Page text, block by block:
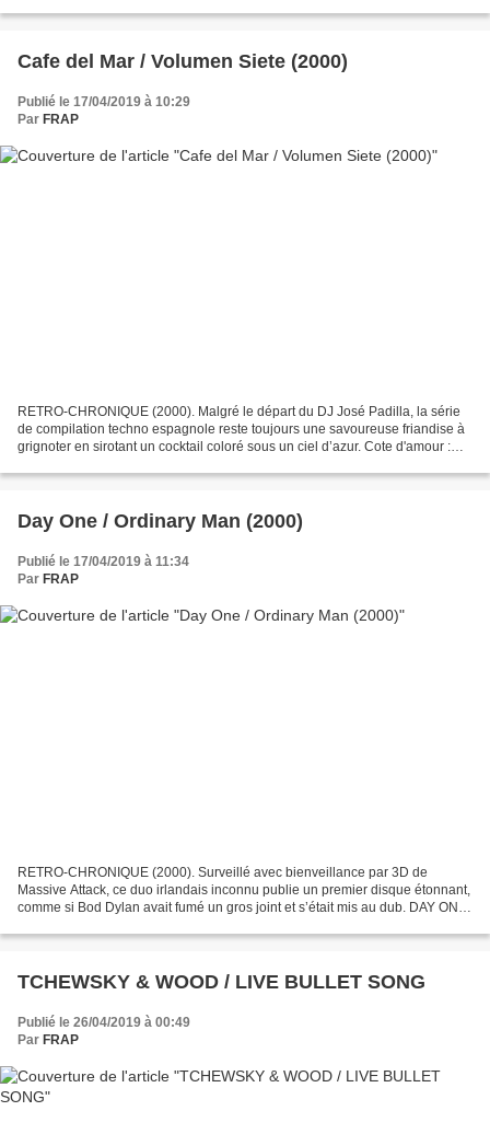
Cafe del Mar / Volumen Siete (2000)
Publié le 17/04/2019 à 10:29
Par FRAP
RETRO-CHRONIQUE (2000). Malgré le départ du DJ José Padilla, la série
de compilation techno espagnole reste toujours une savoureuse friandise à
grignoter en sirotant un cocktail coloré sous un ciel d’azur. Cote d'amour :
Day One / Ordinary Man (2000)
Publié le 17/04/2019 à 11:34
Par FRAP
RETRO-CHRONIQUE (2000). Surveillé avec bienveillance par 3D de
Massive Attack, ce duo irlandais inconnu publie un premier disque étonnant,
comme si Bod Dylan avait fumé un gros joint et s’était mis au dub. DAY ONE
TCHEWSKY & WOOD / LIVE BULLET SONG
Publié le 26/04/2019 à 00:49
Par FRAP